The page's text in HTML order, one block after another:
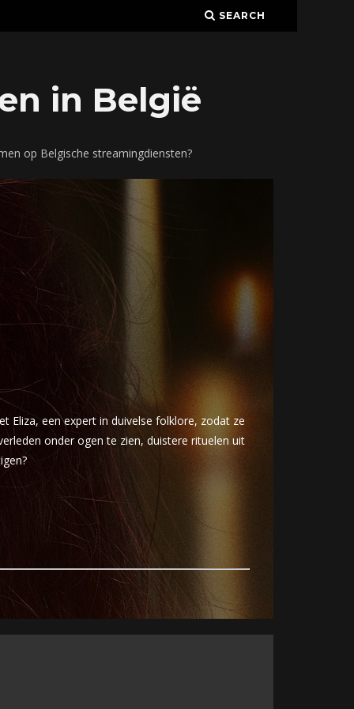
SEARCH
in België
op Belgische streamingdiensten?
Eliza, een expert in duivelse folklore, zodat ze
onder ogen te zien, duistere rituelen uit